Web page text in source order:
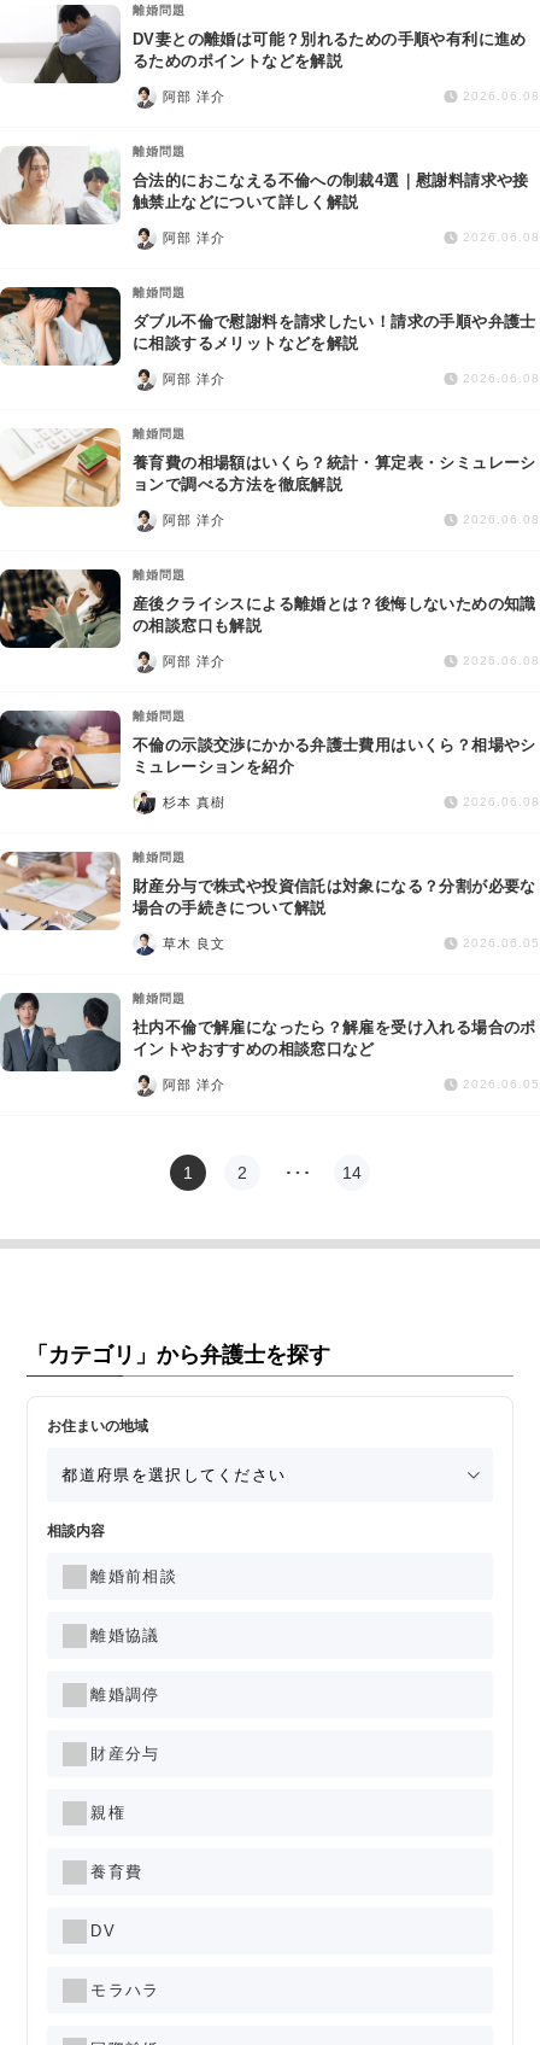
離婚問題
DV妻との離婚は可能？別れるための手順や有利に進め
るためのポイントなどを解説
阿部 洋介 2026.06.08
離婚問題
合法的におこなえる不倫への制裁4選｜慰謝料請求や接
触禁止などについて詳しく解説
阿部 洋介 2026.06.08
離婚問題
ダブル不倫で慰謝料を請求したい！請求の手順や弁護士
に相談するメリットなどを解説
阿部 洋介 2026.06.08
離婚問題
養育費の相場額はいくら？統計・算定表・シミュレーシ
ョンで調べる方法を徹底解説
阿部 洋介 2026.06.08
離婚問題
産後クライシスによる離婚とは？後悔しないための知識
の相談窓口も解説
阿部 洋介 2026.06.08
離婚問題
不倫の示談交渉にかかる弁護士費用はいくら？相場やシ
ミュレーションを紹介
杉本 真樹 2026.06.08
離婚問題
財産分与で株式や投資信託は対象になる？分割が必要な
場合の手続きについて解説
草木 良文 2026.06.05
離婚問題
社内不倫で解雇になったら？解雇を受け入れる場合のポ
イントやおすすめの相談窓口など
阿部 洋介 2026.06.05
1 2 … 14
「カテゴリ」から弁護士を探す
お住まいの地域
相談内容
離婚前相談
離婚協議
離婚調停
財産分与
親権
養育費
DV
モラハラ